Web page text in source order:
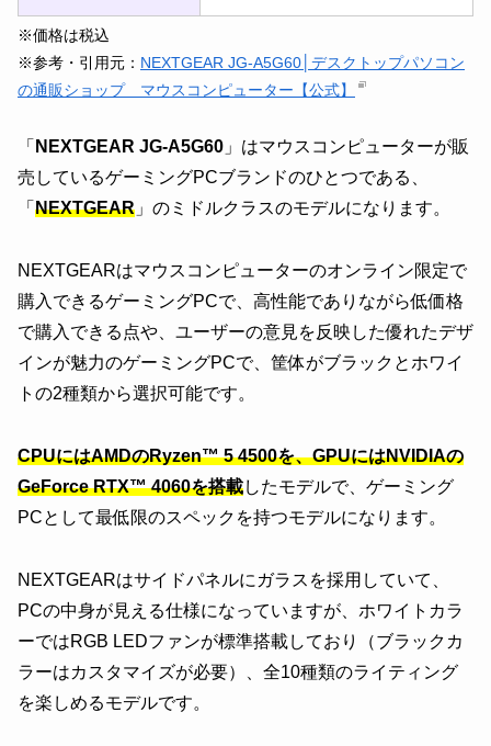
※価格は税込
※参考・引用元： NEXTGEAR JG-A5G60│デスクトップパソコン
の通販ショップ マウスコンピューター【公式】
「 NEXTGEAR JG-A5G60 」はマウスコンピューターが販
売しているゲーミングPCブランドのひとつである、
「 NEXTGEAR 」のミドルクラスのモデルになります。
NEXTGEARはマウスコンピューターのオンライン限定で
購入できるゲーミングPCで、高性能でありながら低価格
で購入できる点や、ユーザーの意見を反映した優れたデザ
インが魅力のゲーミングPCで、筐体がブラックとホワイ
トの2種類から選択可能です。
CPUにはAMDのRyzen™ 5 4500を、GPUにはNVIDIAの
GeForce RTX™ 4060を搭載したモデルで、ゲーミング
PCとして最低限のスペックを持つモデルになります。
NEXTGEARはサイドパネルにガラスを採用していて、
PCの中身が見える仕様になっていますが、ホワイトカラ
ーではRGB LEDファンが標準搭載しており（ブラックカ
ラーはカスタマイズが必要）、全10種類のライティング
を楽しめるモデルです。